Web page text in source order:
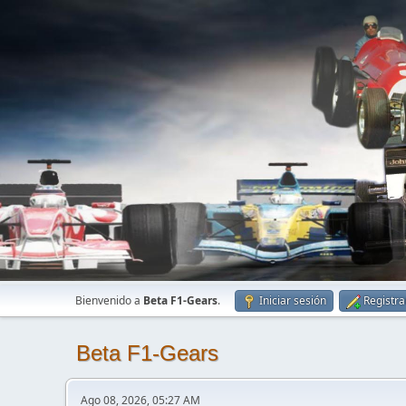
Bienvenido a Beta F1-Gears. Iniciar sesión
Beta F1-Gears
Ago 08, 2026, 05:27 AM